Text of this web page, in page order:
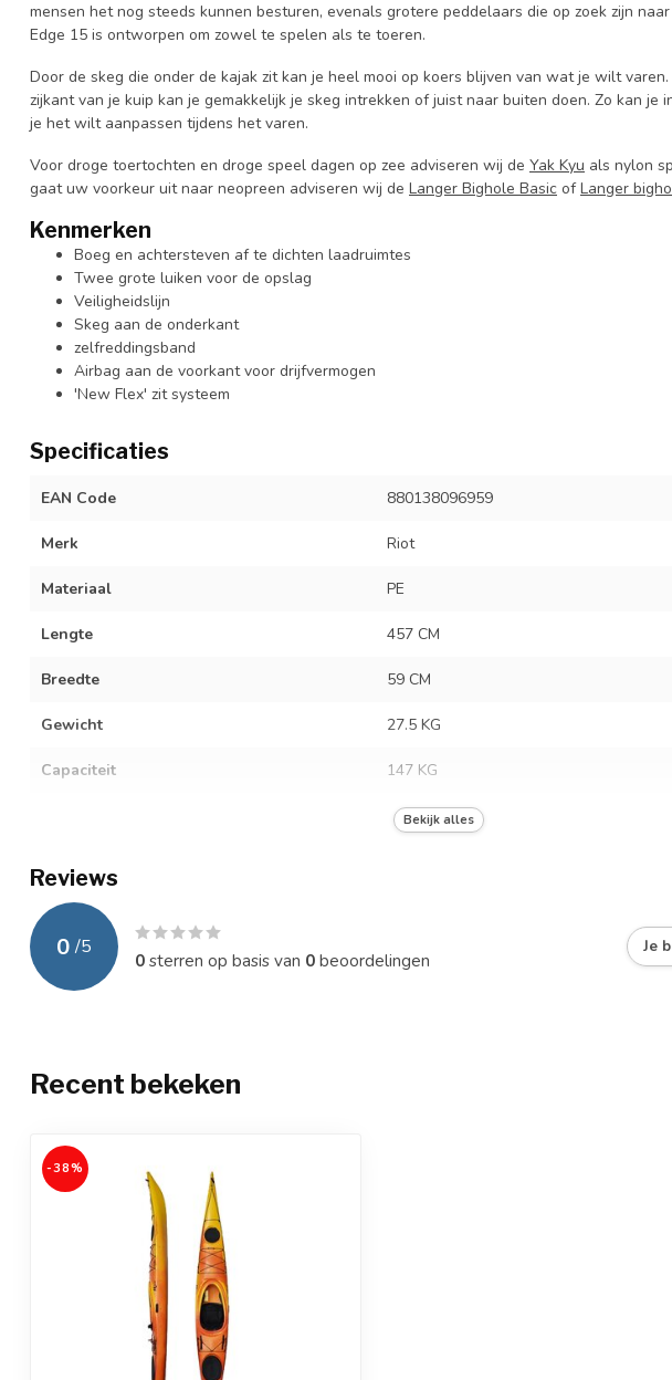
mensen het nog steeds kunnen besturen, evenals grotere peddelaars die op zoek zijn
Edge 15 is ontworpen om zowel te spelen als te toeren.
Door de skeg die onder de kajak zit kan je heel mooi op koers blijven van wat je wilt
zijkant van je kuip kan je gemakkelijk je skeg intrekken of juist naar buiten doen. Zo kan je
je het wilt aanpassen tijdens het varen.
Voor droge toertochten en droge speel dagen op zee adviseren wij de Yak Kyu als nylon
gaat uw voorkeur uit naar neopreen adviseren wij de Langer Bighole Basic ofLanger
Kenmerken
Boeg en achtersteven af te dichten laadruimtes
Twee grote luiken voor de opslag
Veiligheidslijn
Skeg aan de onderkant
zelfreddingsband
Airbag aan de voorkant voor drijfvermogen
'New Flex' zit systeem
Specificaties
EAN Code 880138096959
Merk Riot
Materiaal PE
Lengte 457 CM
Breedte 59 CM
Gewicht 27.5 KG
Capaciteit 147 KG
90 X 50 CM
Bekijk alles
Reviews
0 /5
0sterren op basis van 0beoordelingen
Je
Recent bekeken
-38%